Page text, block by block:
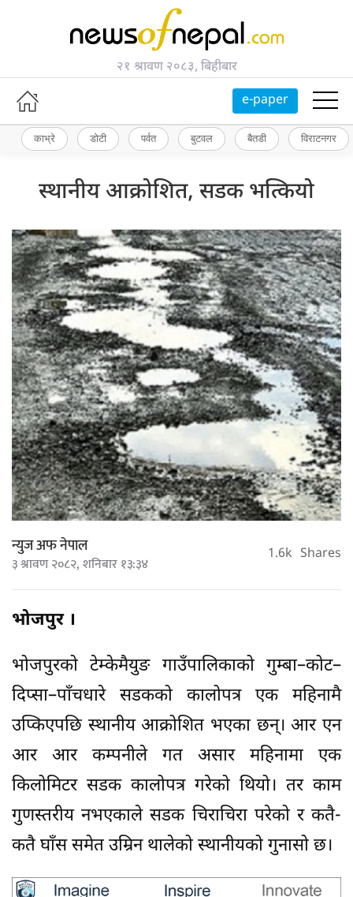
२१ श्रावण २०८३, बिहीबार
e-paper
काभ्रे डोटी पर्वत बुटवल बैतडी विराटनगर
स्थानीय आक्रोशित, सडक भत्कियो
न्युज अफ नेपाल
३ श्रावण २०८२, शनिबार १३:३४ 1.6k Shares
भोजपुर ।
भोजपुरको टेम्केमैयुङ गाउँपालिकाको गुम्बा–कोट–
दिप्सा–पाँचधारे सडकको कालोपत्र एक महिनामै
उप्किएपछि स्थानीय आक्रोशित भएका छन्। आर एन
आर आर कम्पनीले गत असार महिनामा एक
किलोमिटर सडक कालोपत्र गरेको थियो। तर काम
गुणस्तरीय नभएकाले सडक चिराचिरा परेको र कतै-
कतै घाँस समेत उम्रिन थालेको स्थानीयको गुनासो छ।